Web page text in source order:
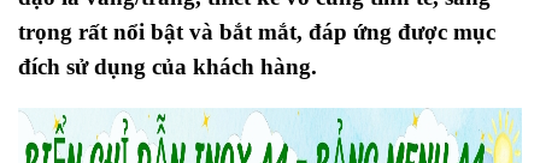
trọng rất nổi bật và bắt mắt, đáp ứng được mục
đích sử dụng của khách hàng.